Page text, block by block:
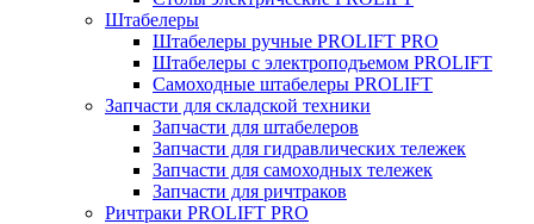
Штабелеры
Штабелеры ручные PROLIFT PRO
Штабелеры с электроподъемом PROLIFT
Самоходные штабелеры PROLIFT
Запчасти для складской техники
Запчасти для штабелеров
Запчасти для гидравлических тележек
Запчасти для самоходных тележек
Запчасти для ричтраков
Ричтраки PROLIFT PRO